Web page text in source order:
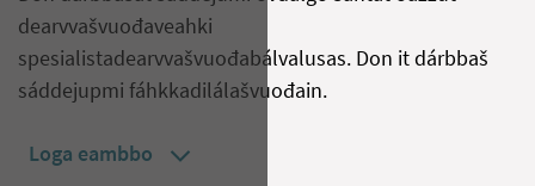
dearvvašvuođaveahki
spesialistadearvvašvuođabálvalusas. Don it dárbbaš
sáddejupmi fáhkkadilálašvuođain.
Loga eambbo